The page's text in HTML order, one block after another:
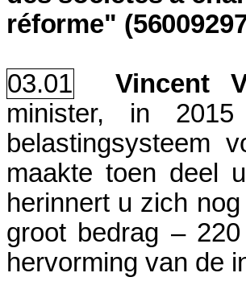
réforme"
03.01
Vincent
minister, in
belastingsysteem
maakte toen deel
herinnert u zich
groot bedrag –
hervorming van de